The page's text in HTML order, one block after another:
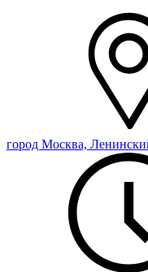
город Москва,